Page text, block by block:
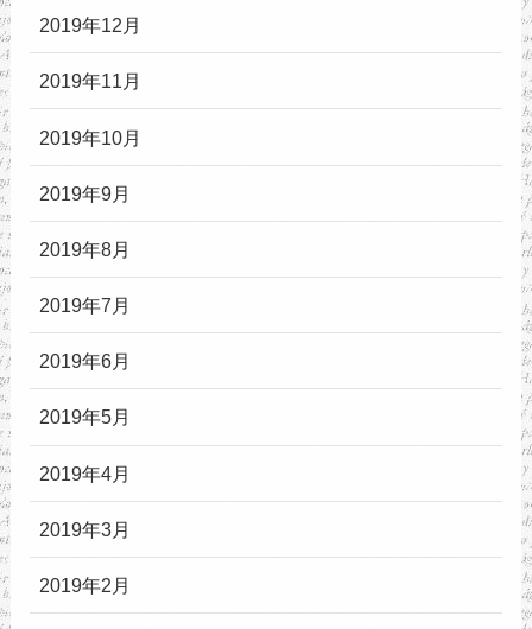
2019年12月
2019年11月
2019年10月
2019年9月
2019年8月
2019年7月
2019年6月
2019年5月
2019年4月
2019年3月
2019年2月